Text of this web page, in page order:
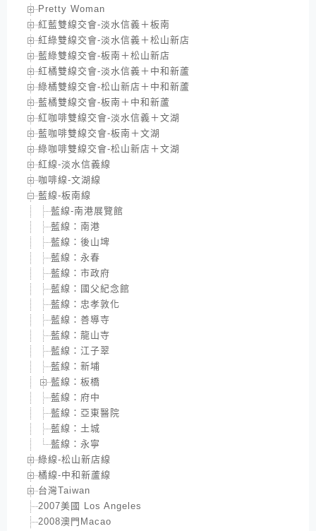
Pretty Woman
紅藍雙線交會-淡水信義＋板南
紅綠雙線交會-淡水信義＋松山新店
藍綠雙線交會-板南＋松山新店
紅橘雙線交會-淡水信義＋中和新蘆
綠橘雙線交會-松山新店＋中和新蘆
藍橘雙線交會-板南＋中和新蘆
紅咖啡雙線交會-淡水信義＋文湖
藍咖啡雙線交會-板南＋文湖
綠咖啡雙線交會-松山新店＋文湖
紅線-淡水信義線
咖啡線-文湖線
藍線-板南線
藍線-南港展覽館
藍線：南港
藍線：後山埤
藍線：永春
藍線：市政府
藍線：國父紀念館
藍線：忠孝敦化
藍線：善導寺
藍線：龍山寺
藍線：江子翠
藍線：新埔
藍線：板橋
藍線：府中
藍線：亞東醫院
藍線：土城
藍線：永寧
綠線-松山新店線
橘線-中和新蘆線
台灣Taiwan
2007美國 Los Angeles
2008澳門Macao